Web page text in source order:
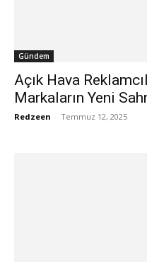
Gündem
Açık Hava
Markaların Yeni
Redzeen - Temmuz 12, 2025